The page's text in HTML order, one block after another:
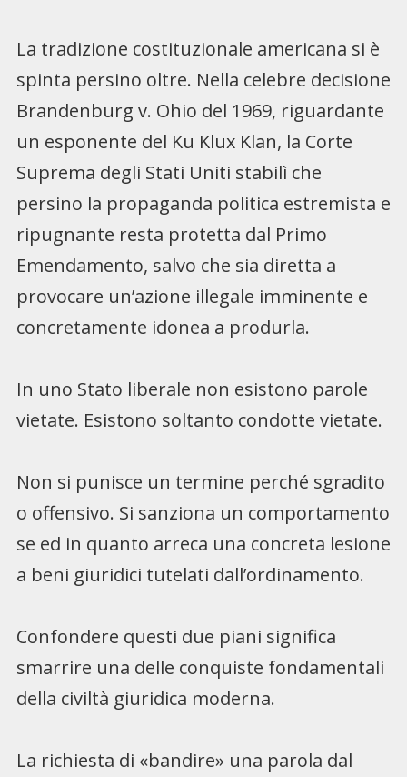
La tradizione costituzionale americana si è
spinta persino oltre. Nella celebre decisione
Brandenburg v. Ohio del 1969, riguardante
un esponente del Ku Klux Klan, la Corte
Suprema degli Stati Uniti stabilì che
persino la propaganda politica estremista e
ripugnante resta protetta dal Primo
Emendamento, salvo che sia diretta a
provocare un’azione illegale imminente e
concretamente idonea a produrla.
In uno Stato liberale non esistono parole
vietate. Esistono soltanto condotte vietate.
Non si punisce un termine perché sgradito
o offensivo. Si sanziona un comportamento
se ed in quanto arreca una concreta lesione
a beni giuridici tutelati dall’ordinamento.
Confondere questi due piani significa
smarrire una delle conquiste fondamentali
della civiltà giuridica moderna.
La richiesta di «bandire» una parola dal